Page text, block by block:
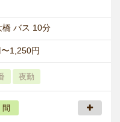
橋 バス 10分
1,250円
夜勤
間